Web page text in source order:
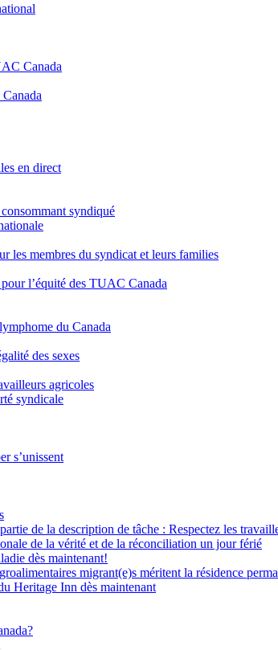
Canada
en direct
syndiqué
les membres du syndicat et leurs families
l’équité des TUAC Canada
du Canada
des sexes
agricoles
syndicale
s’unissent
de la description de tâche : Respectez les
de la vérité et de la réconciliation un jour férié
dès maintenant!
migrant(e)s méritent la résidence
Heritage Inn dès maintenant